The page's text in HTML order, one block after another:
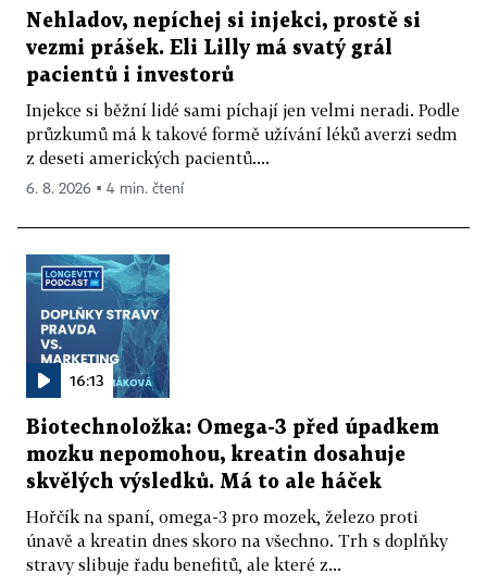
Nehladov, nepíchej si injekci, prostě si
vezmi prášek. Eli Lilly má svatý grál
pacientů i investorů
Injekce si běžní lidé sami píchají jen velmi neradi. Podle
průzkumů má k takové formě užívání léků averzi sedm
z deseti amerických pacientů....
6. 8. 2026 ▪ 4 min. čtení
16:13
Biotechnoložka: Omega-3 před úpadkem
mozku nepomohou, kreatin dosahuje
skvělých výsledků. Má to ale háček
Hořčík na spaní, omega-3 pro mozek, železo proti
únavě a kreatin dnes skoro na všechno. Trh s doplňky
stravy slibuje řadu benefitů, ale které z...